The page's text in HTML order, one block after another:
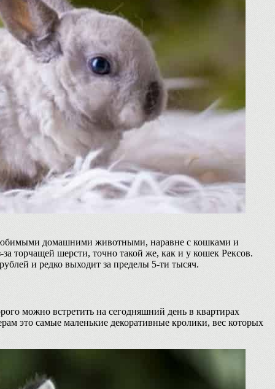
домашними животными, наравне с кошками и
торчащей шерсти, точно такой же, как и у кошек Рексов.
и редко выходит за пределы 5-ти тысяч.
можно встретить на сегодняшний день в квартирах
это самые маленькие декоративные кролики, вес которых